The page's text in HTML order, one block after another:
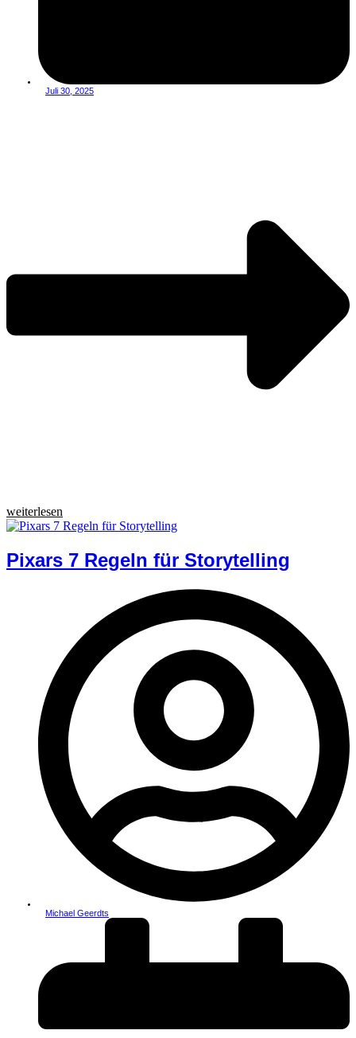
Juli 30, 2025
weiterlesen
Pixars 7 Regeln für Storytelling
Michael Geerdts